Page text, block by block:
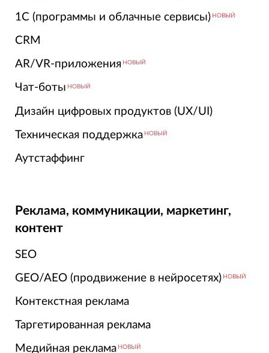
1С (программы и облачные сервисы) НОВЫЙ
CRM
AR/VR-приложения НОВЫЙ
Чат-боты НОВЫЙ
Дизайн цифровых продуктов (UX/UI)
Техническая поддержка НОВЫЙ
Аутстаффинг
Реклама, коммуникации, маркетинг,
контент
SEO
GEO/AEO (продвижение в нейросетях) НОВЫЙ
Контекстная реклама
Таргетированная реклама
Медийная реклама НОВЫЙ